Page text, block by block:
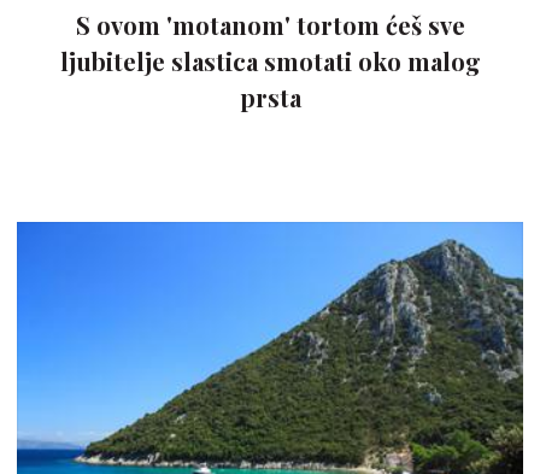
S ovom 'motanom' tortom ćeš sve
ljubitelje slastica smotati oko malog
prsta